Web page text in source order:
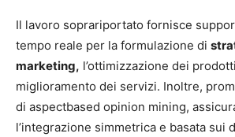
Il lavoro soprariportato fornisce
tempo reale per la formulazione di
marketing, l’ottimizzazione dei
miglioramento dei servizi. Inoltre,
di aspectbased opinion mining,
l’integrazione simmetrica e basata sui